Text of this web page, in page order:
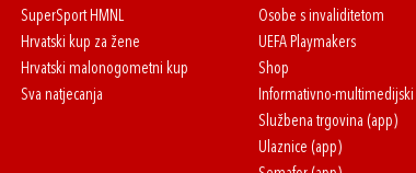
SuperSport HMNL
Hrvatski kup za žene
Hrvatski malonogometni kup
Sva natjecanja
Osobe s invaliditetom
UEFA Playmakers
Shop
Informativno-multimedijski
Službena trgovina (app)
Ulaznice (app)